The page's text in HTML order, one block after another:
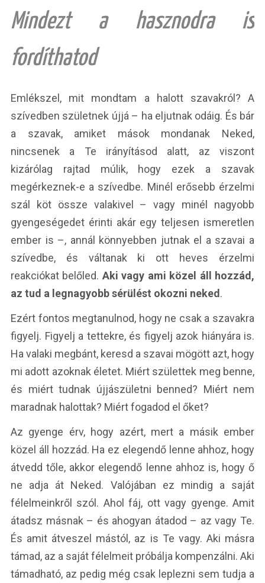
Mindezt a hasznodra is
fordíthatod
Emlékszel, mit mondtam a halott szavakról? A
szívedben születnek újjá – ha eljutnak odáig. És bár
a szavak, amiket mások mondanak Neked,
nincsenek a Te irányításod alatt, az viszont
kizárólag rajtad múlik, hogy ezek a szavak
megérkeznek-e a szívedbe. Minél erősebb érzelmi
szál köt össze valakivel – vagy minél nagyobb
gyengeségedet érinti akár egy teljesen ismeretlen
ember is –, annál könnyebben jutnak el a szavai a
szívedbe, és váltanak ki ott heves érzelmi
reakciókat belőled. Aki vagy ami közel áll hozzád,
az tud a legnagyobb sérülést okozni neked.
Ezért fontos megtanulnod, hogy ne csak a szavakra
figyelj. Figyelj a tettekre, és figyelj azok hiányára is.
Ha valaki megbánt, keresd a szavai mögött azt, hogy
mi adott azoknak életet. Miért születtek meg benne,
és miért tudnak újjászületni benned? Miért nem
maradnak halottak? Miért fogadod el őket?
Az gyenge érv, hogy azért, mert a másik ember
közel áll hozzád. Ha ez elegendő lenne ahhoz, hogy
átvedd tőle, akkor elegendő lenne ahhoz is, hogy ő
ne adja át Neked. Valójában ez mindig a saját
félelmeinkről szól. Ahol fáj, ott vagy gyenge. Amit
átadsz másnak – és ahogyan átadod – az vagy Te.
És amit átveszel mástól, az is Te vagy. Aki másra
támad, az a saját félelmeit próbálja kompenzálni. Aki
támadható, az pedig még csak leplezni sem tudja a